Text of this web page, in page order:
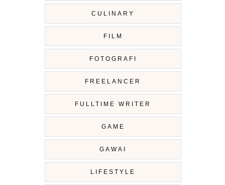
CULINARY
FILM
FOTOGRAFI
FREELANCER
FULLTIME WRITER
GAME
GAWAI
LIFESTYLE